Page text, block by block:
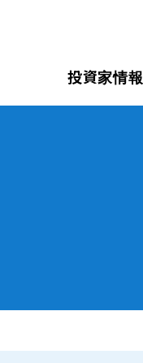
投資家情報